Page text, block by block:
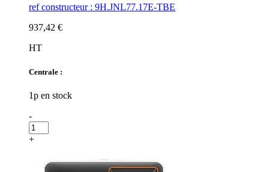
ref constructeur : 9H.JNL77.17E-TBE
937,42 €
HT
Centrale :
1p en stock
-
+